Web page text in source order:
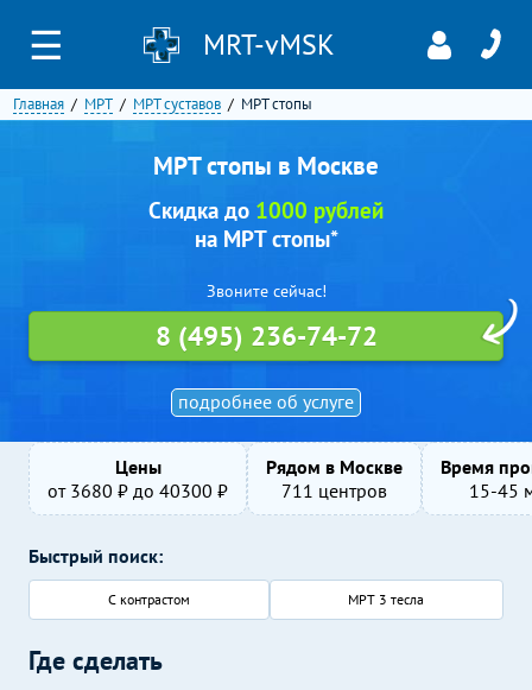
☰ MRT-vMSK
Главная МРТ МРТ суставов МРТ стопы
МРТ стопы в Москве
подробнее об услуге
Скидка до 1000 рублей
на МРТ стопы*
Звоните сейчас!
8 (495) 236-74-72
Цены
от 3680 ₽ до 40300 ₽
Рядом в Москве
711 центров
Время
15-45
Быстрый поиск:
С контрастом МРТ 3 тесла
Где сделать